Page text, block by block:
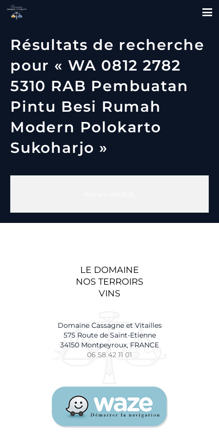
Résultats de recherche
pour « WA 0812 2782
5310 RAB Pembuatan
Pintu Besi Rumah
Modern Polokarto
Sukoharjo »
LE DOMAINE
NOS TERROIRS
VINS
Domaine Cassagne et Vitailles
575 Route de Saint-Etienne
34150 Montpeyroux, FRANCE
06 58 42 11 01